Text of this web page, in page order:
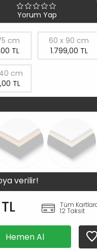
Yorum Yap
cm
TL
60 x 90 cm
1.799,00 TL
cm
TL
verilir!
Tüm
12 Taksit
Hemen Al